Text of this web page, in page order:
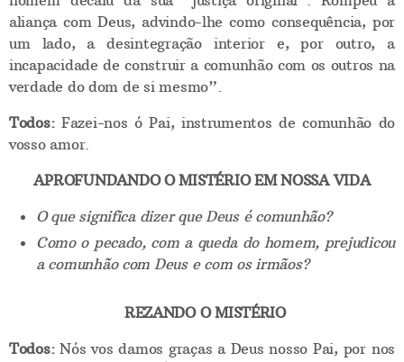
aliança com Deus, advindo-lhe como consequência, por
um lado, a desintegração interior e, por outro, a
incapacidade de construir a comunhão com os outros na
verdade do dom de si mesmo”.
Todos:Fazei-nos ó Pai, instrumentos de comunhão do
vosso amor.
APROFUNDANDO O MISTÉRIO EM NOSSA VIDA
O que significa dizer que Deus é comunhão?
Como o pecado, com a queda do homem, prejudicou
a comunhão com Deus e com os irmãos?
REZANDO O MISTÉRIO
Todos:Nós vos damos graças a Deus nosso Pai, por nos